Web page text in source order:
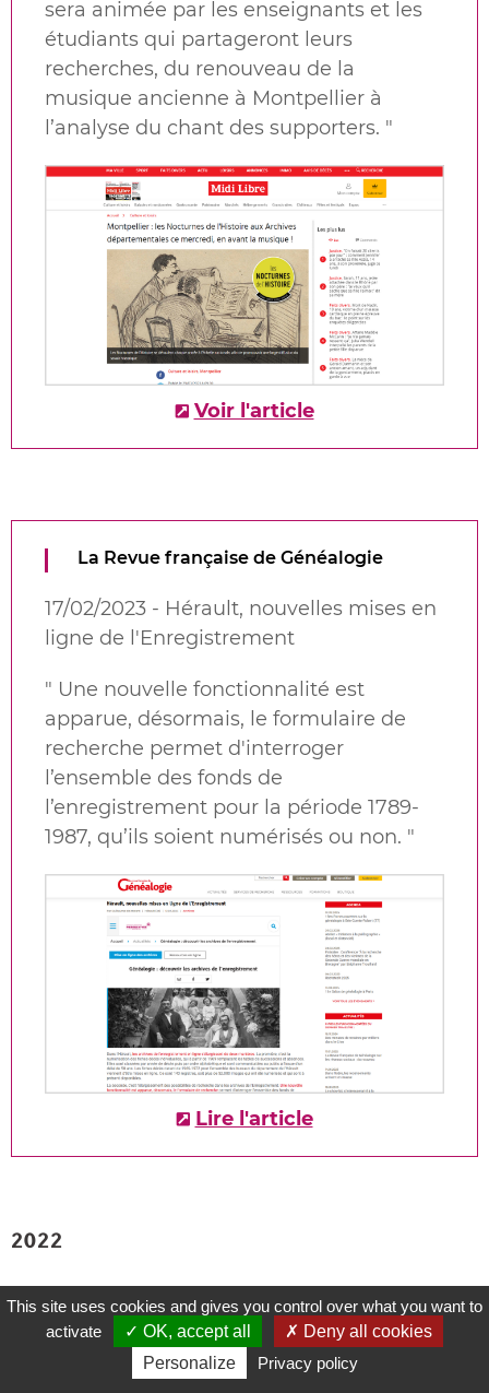
This site uses cookies and gives you control over what you want to
activate
✓ OK, accept all
✗ Deny all cookies
Personalize
Privacy policy
sera animée par les enseignants et les
étudiants qui partageront leurs
recherches, du renouveau de la
musique ancienne à Montpellier à
l’analyse du chant des supporters. "
Voir l'article
La Revue française de Généalogie
17/02/2023 - Hérault, nouvelles mises en
ligne de l'Enregistrement
" Une nouvelle fonctionnalité est
apparue, désormais, le formulaire de
recherche permet d'interroger
l’ensemble des fonds de
l’enregistrement pour la période 1789-
1987, qu’ils soient numérisés ou non. "
Lire l'article
2022
La revue française de Généalogie